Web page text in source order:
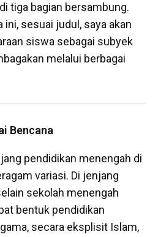
tiga bagian bersambung.
ini, sesuai judul, saya akan
siswa sebagai subyek
melalui berbagai
Bencana
pendidikan menengah di
variasi. Di jenjang
sekolah menengah
bentuk pendidikan
secara eksplisit Islam,